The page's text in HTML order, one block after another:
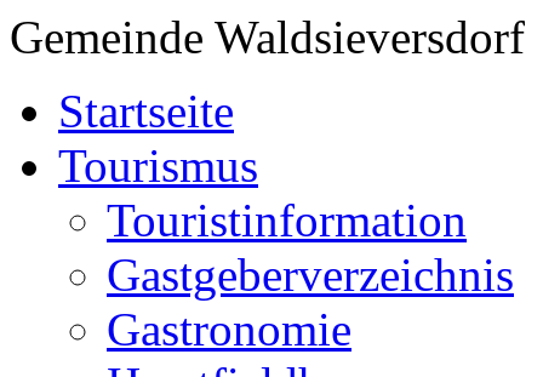
Gemeinde Waldsieversdorf
Startseite
Tourismus
Touristinformation
Gastgeberverzeichnis
Gastronomie